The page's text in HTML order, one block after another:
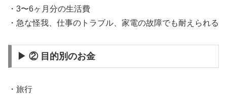
・3〜6ヶ月分の生活費
・急な怪我、仕事のトラブル、家電の故障でも耐えられる
▶ ② 目的別のお金
・旅行